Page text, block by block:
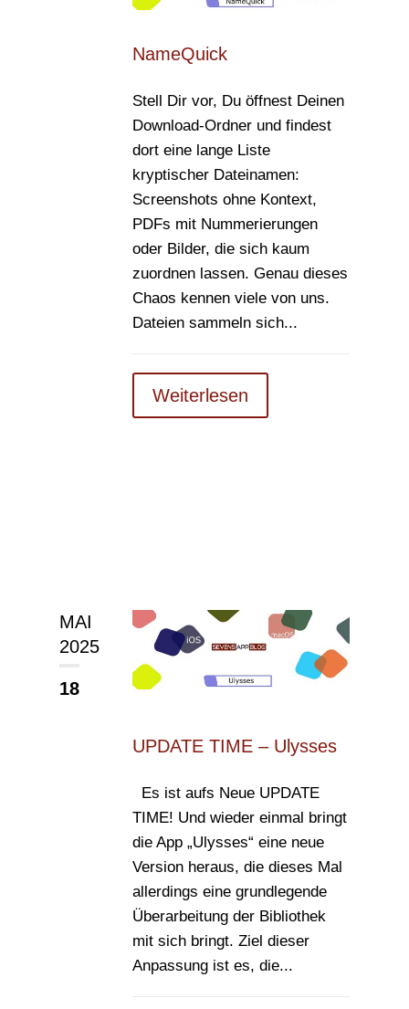
NameQuick
Stell Dir vor, Du öffnest Deinen
Download-Ordner und findest
dort eine lange Liste
kryptischer Dateinamen:
Screenshots ohne Kontext,
PDFs mit Nummerierungen
oder Bilder, die sich kaum
zuordnen lassen. Genau dieses
Chaos kennen viele von uns.
Dateien sammeln sich...
Weiterlesen
MAI
2025
18
UPDATE TIME – Ulysses
Es ist aufs Neue UPDATE
TIME! Und wieder einmal bringt
die App „Ulysses“ eine neue
Version heraus, die dieses Mal
allerdings eine grundlegende
Überarbeitung der Bibliothek
mit sich bringt. Ziel dieser
Anpassung ist es, die...